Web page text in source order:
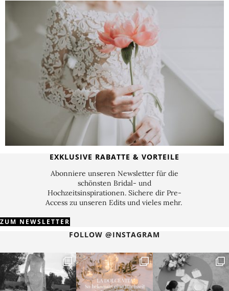
EXKLUSIVE RABATTE & VORTEILE
Abonniere unseren Newsletter für die
schönsten Bridal- und
Hochzeitsinspirationen. Sichere dir Pre-
Access zu unseren Edits und vieles mehr.
ZUM NEWSLETTER
FOLLOW @INSTAGRAM